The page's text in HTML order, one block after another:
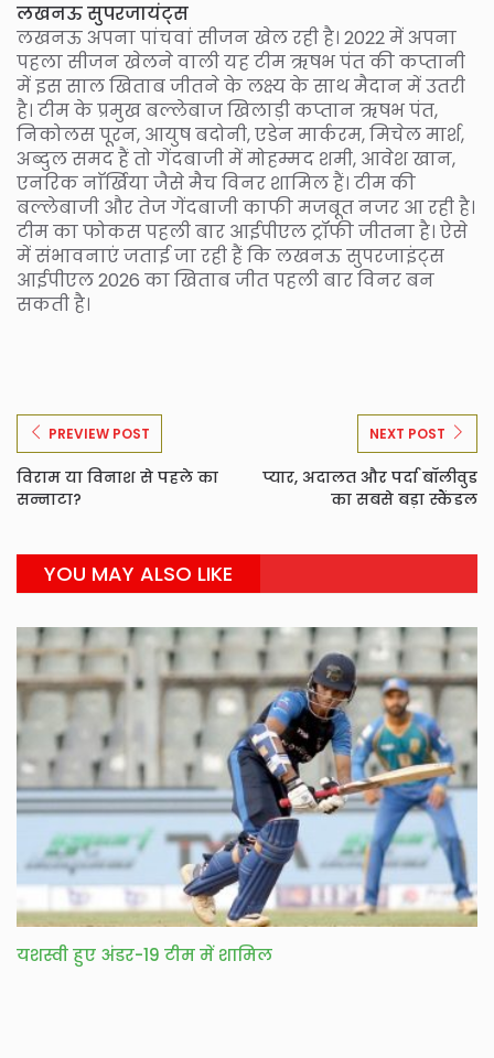
लखनऊ सुपरजायंट्स
लखनऊ अपना पांचवां सीजन खेल रही है। 2022 में अपना
पहला सीजन खेलने वाली यह टीम ऋषभ पंत की कप्तानी
में इस साल खिताब जीतने के लक्ष्य के साथ मैदान में उतरी
है। टीम के प्रमुख बल्लेबाज खिलाड़ी कप्तान ऋषभ पंत,
निकोलस पूरन, आयुष बदोनी, एडेन मार्करम, मिचेल मार्श,
अब्दुल समद हैं तो गेंदबाजी में मोहम्मद शमी, आवेश खान,
एनरिक नाॅर्खिया जैसे मैच विनर शामिल हैं। टीम की
बल्लेबाजी और तेज गेंदबाजी काफी मजबूत नजर आ रही है।
टीम का फोकस पहली बार आईपीएल ट्रॉफी जीतना है। ऐसे
में संभावनाएं जताई जा रही हैं कि लखनऊ सुपरजाइंट्स
आईपीएल 2026 का खिताब जीत पहली बार विनर बन
सकती है।
PREVIEW POST
विराम या विनाश से पहले का
सन्नाटा?
NEXT POST
प्यार, अदालत और पर्दा बॉलीवुड
का सबसे बड़ा स्कैंडल
YOU MAY ALSO LIKE
यशस्वी हुए अंडर-19 टीम में शामिल